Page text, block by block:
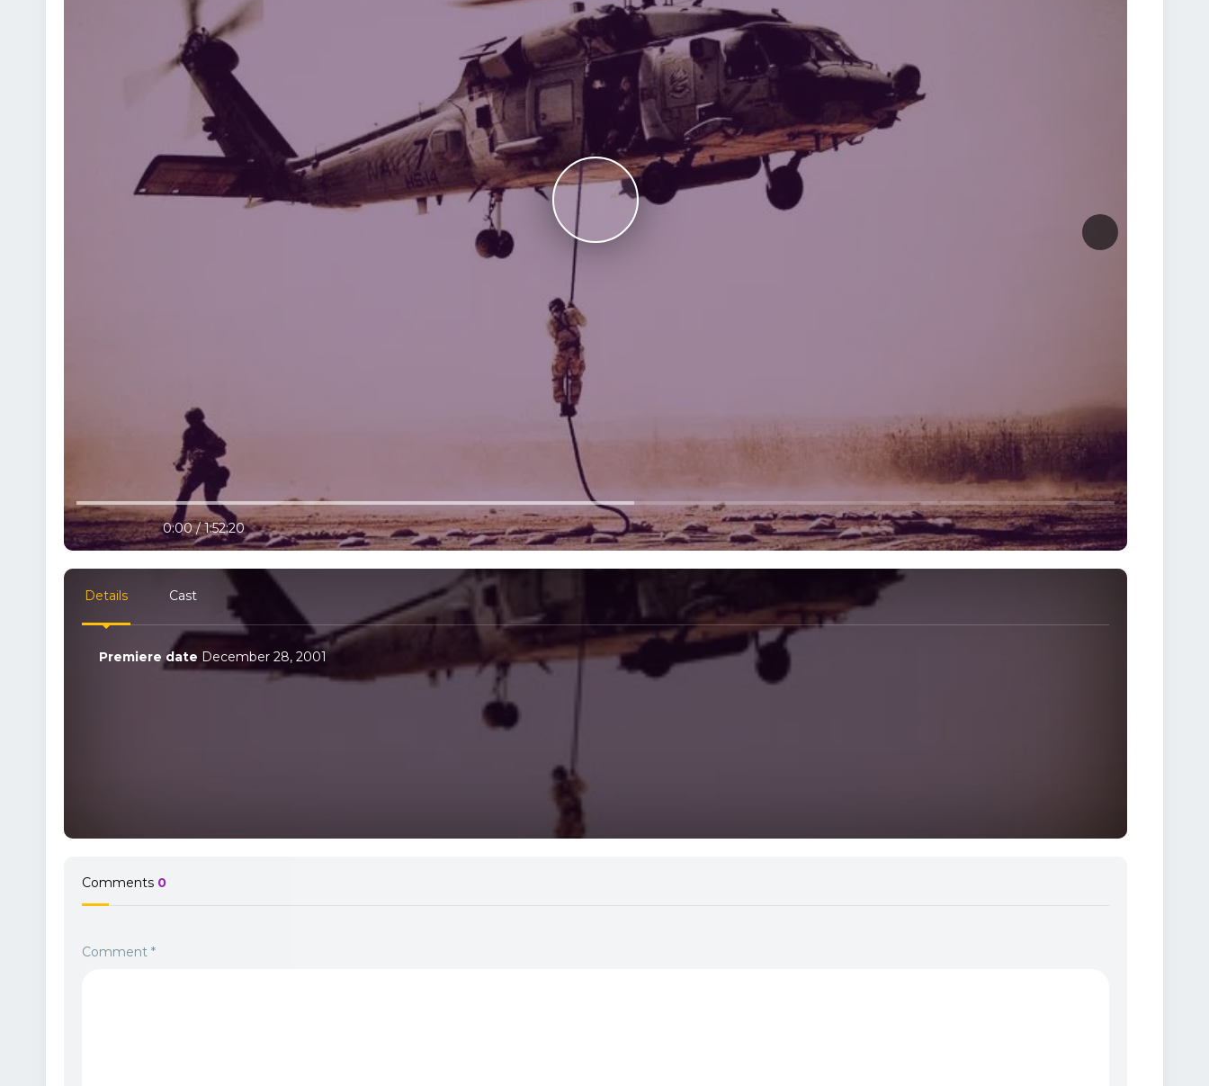
Matt Eversmann Ewan McGregor – Spec. Grimes Eric Bana – Hoot Gibson Tom Sizemore – Lt. Col. McKnight William Fichtner – Sgt.
Sanderson 🚁 De ce merită văzut acum 👉 Pentru realismul brutal și scenele spectaculoase de luptă.👉 Pentru regia perfectă a lui Ridley
Scott.👉 Pentru emoțiile autentice și tensiunea constantă. Elicopter la pământ (2001) nu este doar un film, ci o experiență intensă care te
poartă direct în mijlocul bătăliei. 🎬 Call-to-Action 🔴 Urmărește acum Black Hawk Down 2001 Online Subtitrat și trăiește adrenalina unei
misiuni imposibile.💥 Descoperă adevărul din spatele Operațiunii Mogadishu și emoția unei lupte pentru supraviețuire. Black Hawk Down
2001 Online Subtitrat – o capodoperă despre eroism, haos și sacrificiu. Un film care îți arată cât de subțire este linia dintre viață și moarte
pe câmpul de luptă. 🎯 Dă click pe „Play” și intră în acțiune – acolo unde fiecare clipă contează, iar curajul se măsoară în fapte, nu în vorbe.
10% progress
play
volume0:00 / 1:52:20
settings
full
Details Cast
Premiere date December 28, 2001
Comments 0
Comment *